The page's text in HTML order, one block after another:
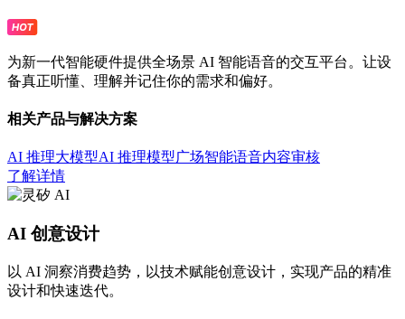
为新一代智能硬件提供全场景 AI 智能语音的交互平台。让设
备真正听懂、理解并记住你的需求和偏好。
相关产品与解决方案
AI 推理大模型AI 推理模型广场智能语音内容审核
了解详情
AI 创意设计
以 AI 洞察消费趋势，以技术赋能创意设计，实现产品的精准
设计和快速迭代。